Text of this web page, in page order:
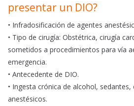
presentar un DIO?
• Infradosificación de agentes
• Tipo de cirugía: Obstétrica, cirugía
sometidos a procedimientos para vía
emergencia.
• Antecedente de DIO.
• Ingesta crónica de alcohol,
anestésicos.